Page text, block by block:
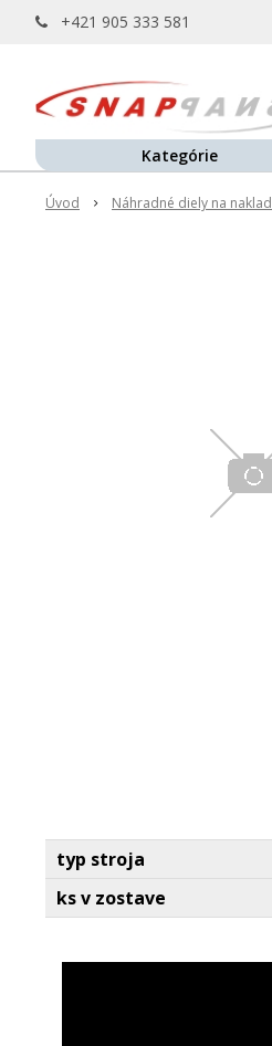
+421 905 333 581
Úvod Náhradné diely na
typ stroja
ks v zostave
Kategórie